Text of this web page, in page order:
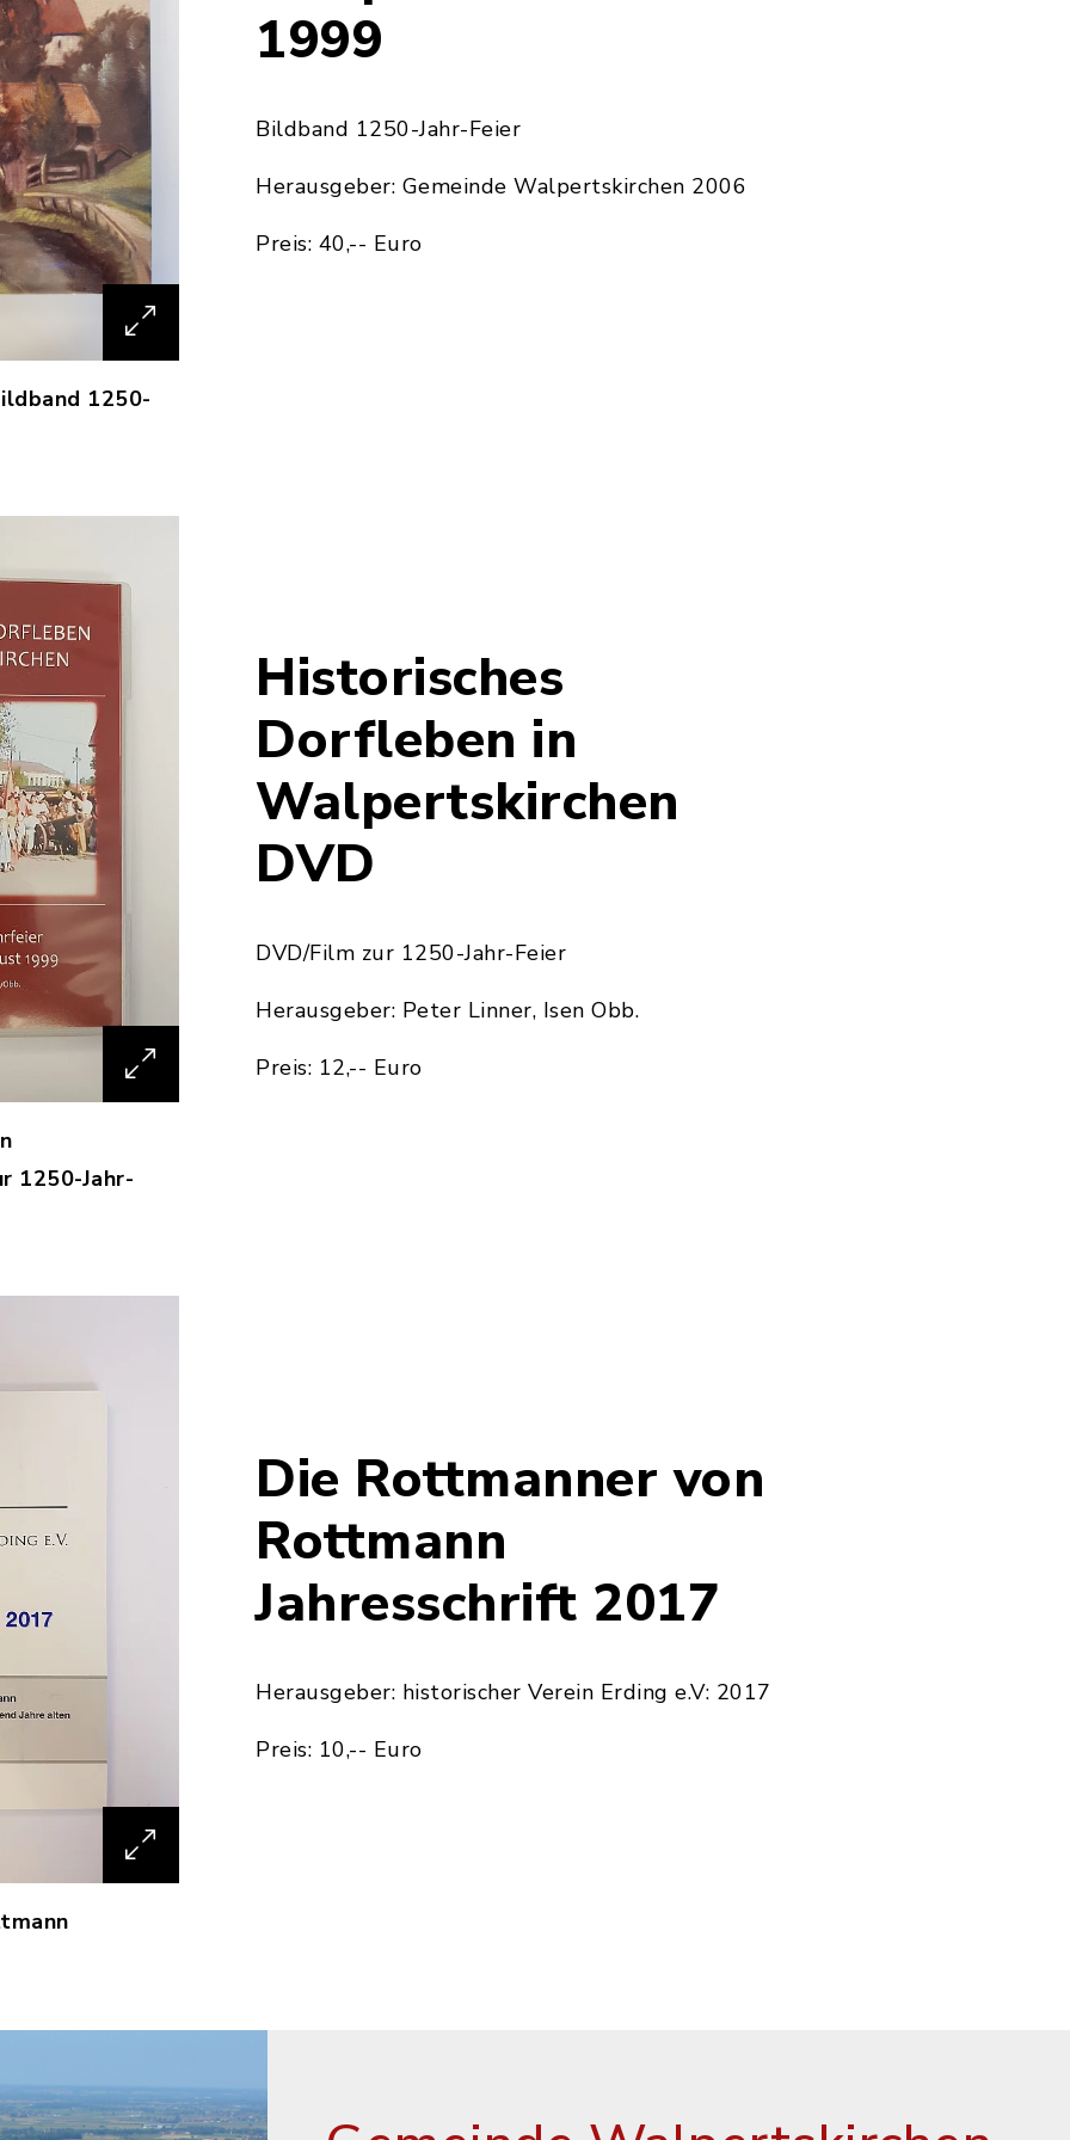
1250-
1999
Bildband 1250-Jahr-Feier
Herausgeber: Gemeinde Walpertskirchen 2006
Preis: 40,-- Euro
1250-Jahr-
Historisches
Dorfleben in
Walpertskirchen
DVD
DVD/Film zur 1250-Jahr-Feier
Herausgeber: Peter Linner, Isen Obb.
Preis: 12,-- Euro
Die Rottmanner von
Rottmann
Jahresschrift 2017
Herausgeber: historischer Verein Erding e.V: 2017
Preis: 10,-- Euro